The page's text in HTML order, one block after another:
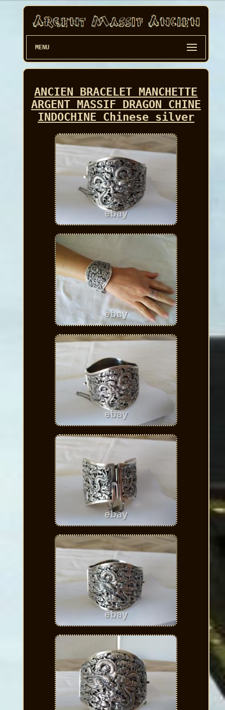
MENU
ANCIEN BRACELET MANCHETTE
ARGENT MASSIF DRAGON CHINE
INDOCHINE Chinese silver